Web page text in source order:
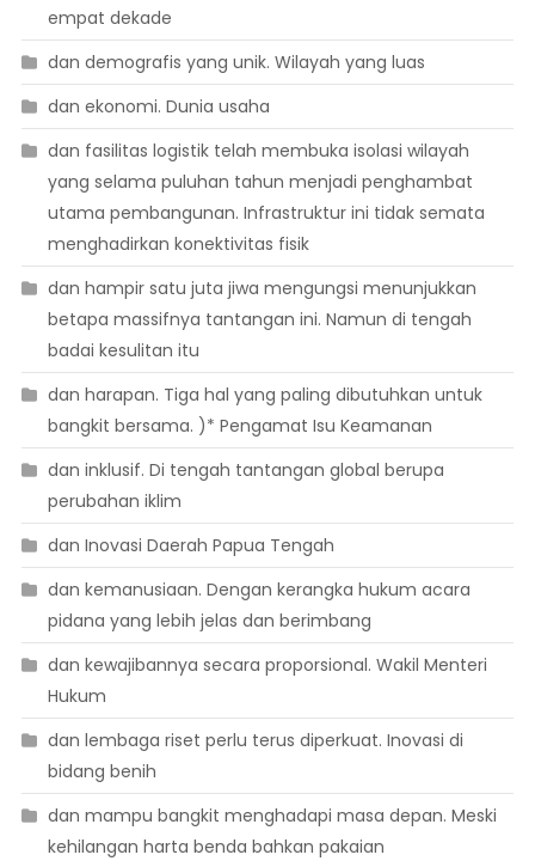
empat dekade
dan demografis yang unik. Wilayah yang luas
dan ekonomi. Dunia usaha
dan fasilitas logistik telah membuka isolasi wilayah
yang selama puluhan tahun menjadi penghambat
utama pembangunan. Infrastruktur ini tidak semata
menghadirkan konektivitas fisik
dan hampir satu juta jiwa mengungsi menunjukkan
betapa massifnya tantangan ini. Namun di tengah
badai kesulitan itu
dan harapan. Tiga hal yang paling dibutuhkan untuk
bangkit bersama. )* Pengamat Isu Keamanan
dan inklusif. Di tengah tantangan global berupa
perubahan iklim
dan Inovasi Daerah Papua Tengah
dan kemanusiaan. Dengan kerangka hukum acara
pidana yang lebih jelas dan berimbang
dan kewajibannya secara proporsional. Wakil Menteri
Hukum
dan lembaga riset perlu terus diperkuat. Inovasi di
bidang benih
dan mampu bangkit menghadapi masa depan. Meski
kehilangan harta benda bahkan pakaian